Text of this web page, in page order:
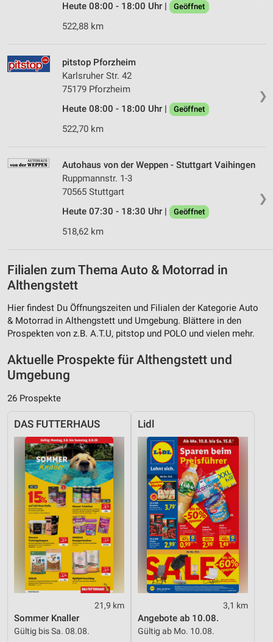
Heute 08:00 - 18:00 Uhr |
Geöffnet
522,88 km
❯
pitstop Pforzheim
Karlsruher Str. 42
75179 Pforzheim
Heute 08:00 - 18:00 Uhr |
Geöffnet
522,70 km
❯
Autohaus von der Weppen - Stuttgart Vaihingen
Ruppmannstr. 1-3
70565 Stuttgart
Heute 07:30 - 18:30 Uhr |
Geöffnet
518,62 km
Filialen zum Thema Auto & Motorrad in
Althengstett
Hier findest Du Öffnungszeiten und Filialen der Kategorie Auto
& Motorrad in Althengstett und Umgebung. Blättere in den
Prospekten von z.B. A.T.U, pitstop und POLO und vielen mehr.
Aktuelle Prospekte für Althengstett und
Umgebung
26 Prospekte
DAS FUTTERHAUS
21,9 km
Sommer Knaller
Gültig bis Sa. 08.08.
Lidl
3,1 km
Angebote ab 10.08.
Gültig ab Mo. 10.08.